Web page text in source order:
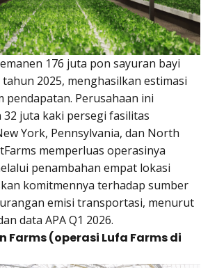
176 juta pon sayuran bayi
tahun 2025, menghasilkan estimasi
pendapatan. Perusahaan ini
juta kaki persegi fasilitas
York, Pennsylvania, dan North
memperluas operasinya
penambahan empat lokasi
komitmennya terhadap sumber
emisi transportasi, menurut
data APA Q1 2026.
Farms (operasi Lufa Farms di